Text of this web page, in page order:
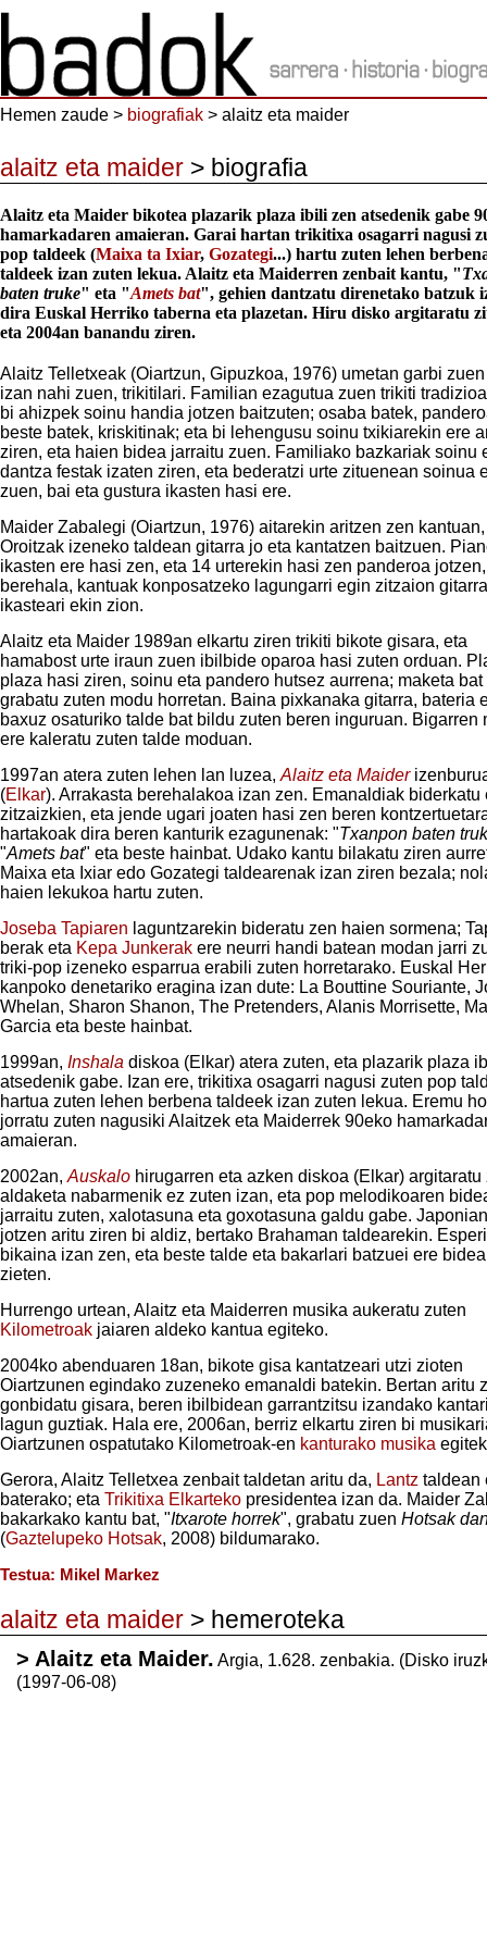
Hemen zaude > biografiak > alaitz eta maider
alaitz eta maider > biografia
Alaitz eta Maider bikotea plazarik plaza ibili zen atsedenik gabe
hamarkadaren amaieran. Garai hartan trikitixa osagarri nagusi
pop taldeek (Maixa ta Ixiar, Gozategi...) hartu zuten lehen
taldeek izan zuten lekua. Alaitz eta Maiderren zenbait kantu, "
baten truke" eta "Amets bat", gehien dantzatu direnetako batzuk
dira Euskal Herriko taberna eta plazetan. Hiru disko argitaratu
eta 2004an banandu ziren.
Alaitz Telletxeak (Oiartzun, Gipuzkoa, 1976) umetan garbi
izan nahi zuen, trikitilari. Familian ezagutua zuen trikiti
bi ahizpek soinu handia jotzen baitzuten; osaba batek,
beste batek, kriskitinak; eta bi lehengusu soinu txikiarekin ere
ziren, eta haien bidea jarraitu zuen. Familiako bazkariak soinu
dantza festak izaten ziren, eta bederatzi urte zituenean soinua
zuen, bai eta gustura ikasten hasi ere.
Maider Zabalegi (Oiartzun, 1976) aitarekin aritzen zen
Oroitzak izeneko taldean gitarra jo eta kantatzen baitzuen.
ikasten ere hasi zen, eta 14 urterekin hasi zen panderoa
berehala, kantuak konposatzeko lagungarri egin zitzaion
ikasteari ekin zion.
Alaitz eta Maider 1989an elkartu ziren trikiti bikote gisara, eta
hamabost urte iraun zuen ibilbide oparoa hasi zuten orduan.
plaza hasi ziren, soinu eta pandero hutsez aurrena; maketa bat
grabatu zuten modu horretan. Baina pixkanaka gitarra, bateria
baxuz osaturiko talde bat bildu zuten beren inguruan. Bigarren
ere kaleratu zuten talde moduan.
1997an atera zuten lehen lan luzea, Alaitz eta Maider
(Elkar). Arrakasta berehalakoa izan zen. Emanaldiak biderkatu
zitzaizkien, eta jende ugari joaten hasi zen beren
hartakoak dira beren kanturik ezagunenak: "Txanpon baten
"Amets bat" eta beste hainbat. Udako kantu bilakatu ziren
Maixa eta Ixiar edo Gozategi taldearenak izan ziren bezala;
haien lekukoa hartu zuten.
Joseba Tapiaren laguntzarekin bideratu zen haien sormena;
berak eta Kepa Junkerak ere neurri handi batean modan jarri
triki-pop izeneko esparrua erabili zuten horretarako. Euskal
kanpoko denetariko eragina izan dute: La Bouttine Souriante,
Whelan, Sharon Shanon, The Pretenders, Alanis Morrisette,
Garcia eta beste hainbat.
1999an, Inshala diskoa (Elkar) atera zuten, eta plazarik plaza
atsedenik gabe. Izan ere, trikitixa osagarri nagusi zuten pop
hartua zuten lehen berbena taldeek izan zuten lekua. Eremu
jorratu zuten nagusiki Alaitzek eta Maiderrek 90eko
amaieran.
2002an, Auskalo hirugarren eta azken diskoa (Elkar) argitaratu
aldaketa nabarmenik ez zuten izan, eta pop melodikoaren
jarraitu zuten, xalotasuna eta goxotasuna galdu gabe.
jotzen aritu ziren bi aldiz, bertako Brahaman taldearekin.
bikaina izan zen, eta beste talde eta bakarlari batzuei ere
zieten.
Hurrengo urtean, Alaitz eta Maiderren musika aukeratu zuten
Kilometroak jaiaren aldeko kantua egiteko.
2004ko abenduaren 18an, bikote gisa kantatzeari utzi zioten
Oiartzunen egindako zuzeneko emanaldi batekin. Bertan aritu
gonbidatu gisara, beren ibilbidean garrantzitsu izandako
lagun guztiak. Hala ere, 2006an, berriz elkartu ziren bi
Oiartzunen ospatutako Kilometroak-en kanturako musika
Gerora, Alaitz Telletxea zenbait taldetan aritu da, Lantz taldean
baterako; eta Trikitixa Elkarteko presidentea izan da. Maider
bakarkako kantu bat, "Itxarote horrek", grabatu zuen Hotsak
(Gaztelupeko Hotsak, 2008) bildumarako.
Testua: Mikel Markez
alaitz eta maider > hemeroteka
> Alaitz eta Maider. Argia, 1.628. zenbakia. (Disko
(1997-06-08)